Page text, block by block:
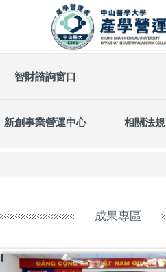
智財諮詢窗口
新創事業營運中心 相關法規
成果專區